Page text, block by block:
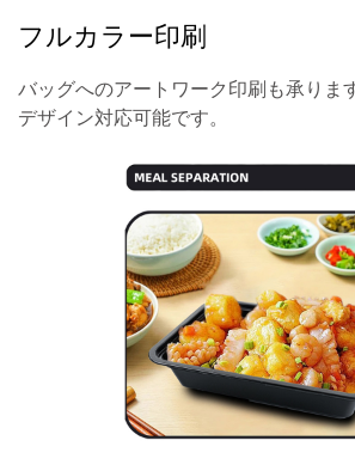
フルカラー印刷
バッグへのアートワーク印刷も承りま
デザイン対応可能です。